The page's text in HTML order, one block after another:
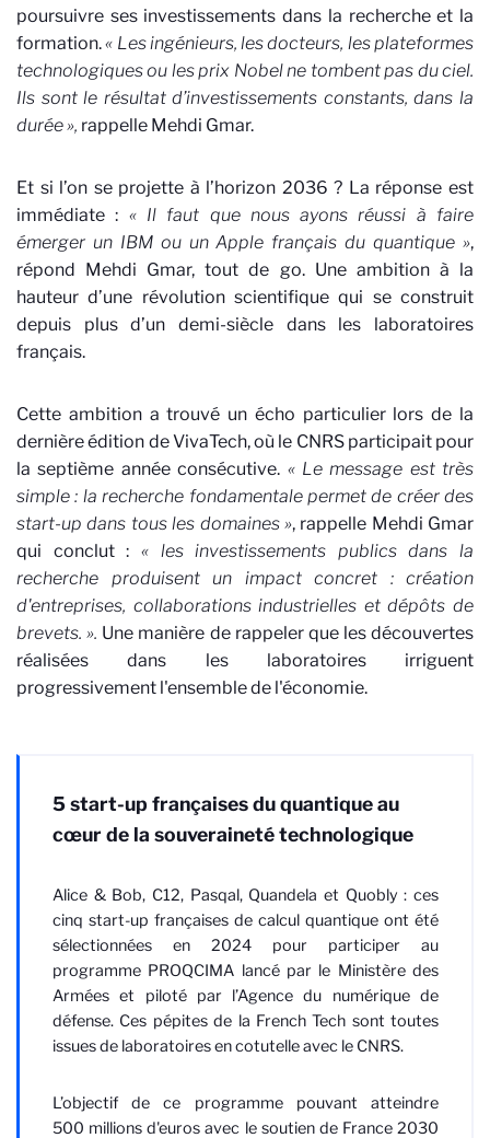
poursuivre ses investissements dans la recherche et la
formation.« Les ingénieurs, les docteurs, les plateformes
technologiques ou les prix Nobel ne tombent pas du ciel.
Ils sont le résultat d’investissements constants, dans la
durée », rappelle Mehdi Gmar.
Et si l’on se projette à l’horizon 2036 ? La réponse est
immédiate : « Il faut que nous ayons réussi à faire
émerger un IBM ou un Apple français du quantique »,
répond Mehdi Gmar, tout de go. Une ambition à la
hauteur d’une révolution scientifique qui se construit
depuis plus d’un demi-siècle dans les laboratoires
français.
Cette ambition a trouvé un écho particulier lors de la
dernière édition de VivaTech, où le CNRS participait pour
la septième année consécutive. « Le message est très
simple : la recherche fondamentale permet de créer des
start-up dans tous les domaines », rappelle Mehdi Gmar
qui conclut : « les investissements publics dans la
recherche produisent un impact concret : création
d'entreprises, collaborations industrielles et dépôts de
brevets. ». Une manière de rappeler que les découvertes
réalisées dans les laboratoires irriguent
progressivement l'ensemble de l'économie.
5 start-up françaises du quantique au
cœur de la souveraineté technologique
Alice & Bob, C12, Pasqal, Quandela et Quobly : ces
cinq start-up françaises de calcul quantique ont été
sélectionnées en 2024 pour participer au
programme PROQCIMA lancé par le Ministère des
Armées et piloté par l’Agence du numérique de
défense. Ces pépites de la French Tech sont toutes
issues de laboratoires en cotutelle avec le CNRS.
L’objectif de ce programme pouvant atteindre
500 millions d'euros avec le soutien de France 2030